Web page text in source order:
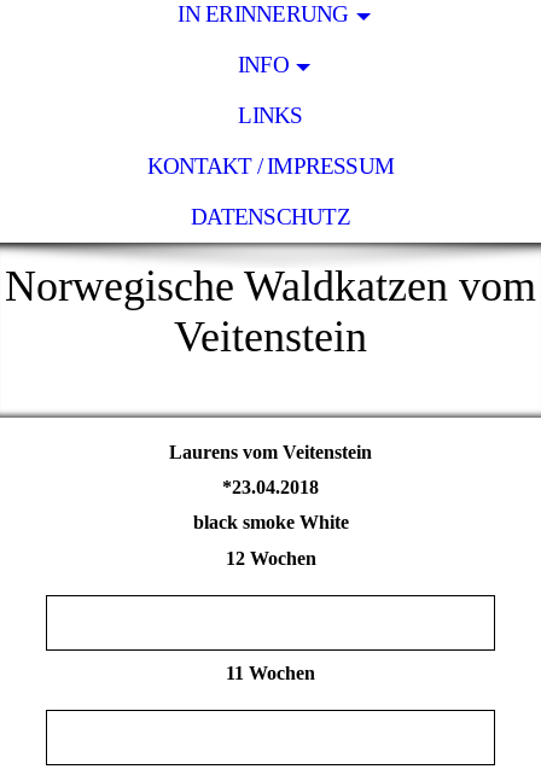
IN ERINNERUNG
INFO
LINKS
KONTAKT / IMPRESSUM
DATENSCHUTZ
Norwegische Waldkatzen vom
Veitenstein
Laurens vom Veitenstein
*23.04.2018
black smoke White
12 Wochen
11 Wochen